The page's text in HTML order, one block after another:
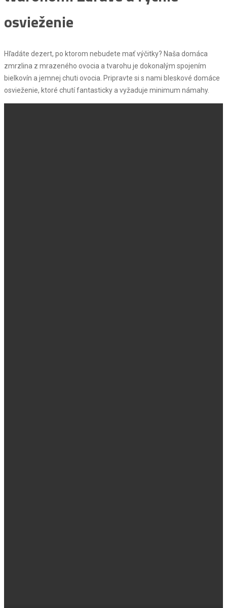
osvieženie
Hľadáte dezert, po ktorom nebudete mať výčitky? Naša domáca
zmrzlina z mrazeného ovocia a tvarohu je dokonalým spojením
bielkovín a jemnej chuti ovocia. Pripravte si s nami bleskové domáce
osvieženie, ktoré chutí fantasticky a vyžaduje minimum námahy.